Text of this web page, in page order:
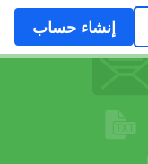
إنشاء حساب